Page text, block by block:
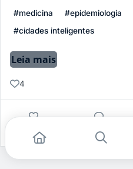
#medicina #epidemiologia
#cidades inteligentes
Leia mais
4
Gostei Comentar